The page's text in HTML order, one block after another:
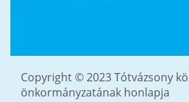
Copyright © 2023 Tótvázsony
önkormányzatának honlapja